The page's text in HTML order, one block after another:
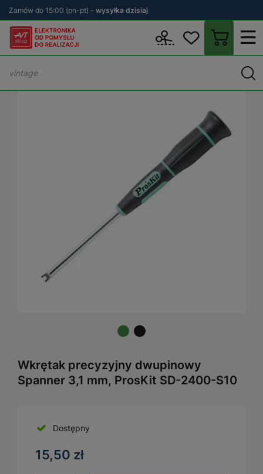
Zamów do 15:00 (pn-pt) - wysyłka dzisiaj
Wkrętaki
Wkrętak precyzyjny dwupinowy
Spanner 3,1 mm, ProsKit SD-2400-S10
Dostępny
15,50 zł